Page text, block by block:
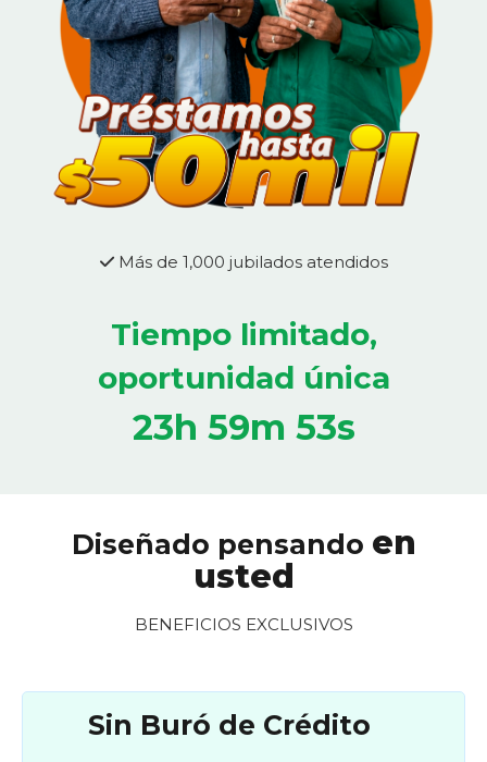
Más de 1,000 jubilados atendidos
Tiempo limitado,
oportunidad única
23h 59m 53s
Diseñado pensando en
usted
BENEFICIOS EXCLUSIVOS
Sin Buró de Crédito